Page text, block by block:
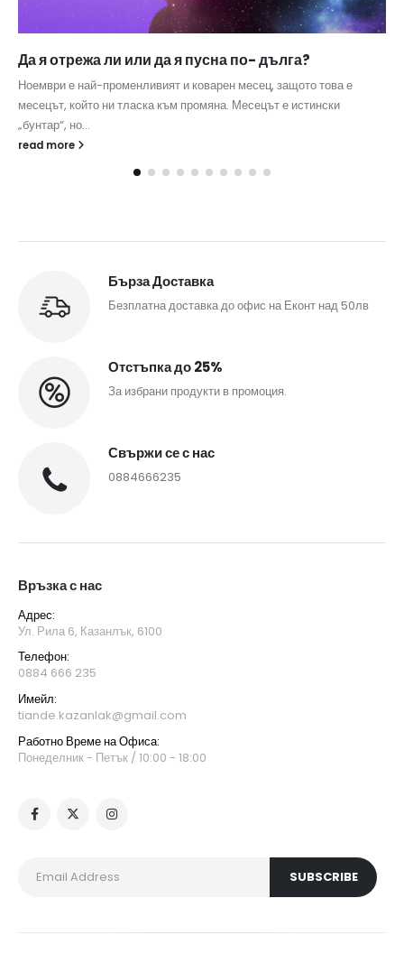
Да я отрежа ли или да я пусна по- дълга?
Ноември е най-променливият и коварен месец, защото това е
месецът, който ни тласка към промяна. Месецът е истински
„бунтар“, но...
read more
Бърза Доставка
Безплатна доставка до офис на Еконт над 50лв
Отстъпка до 25%
За избрани продукти в промоция.
Свържи се с нас
0884666235
Връзка с нас
Адрес:
Ул. Рила 6, Казанлък, 6100
Телефон:
0884 666 235
Имейл:
tiande.kazanlak@gmail.com
Работно Време на Офиса:
Понеделник - Петък / 10:00 - 18:00